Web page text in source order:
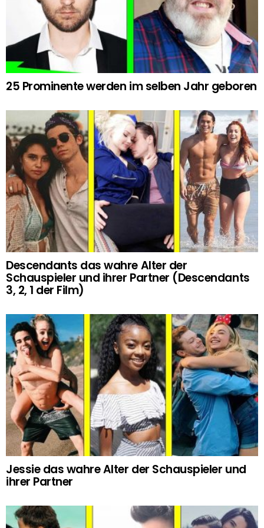
25 Prominente werden im selben Jahr geboren
Descendants das wahre Alter der
Schauspieler und ihrer Partner (Descendants
3, 2, 1 der Film)
Jessie das wahre Alter der Schauspieler und
ihrer Partner